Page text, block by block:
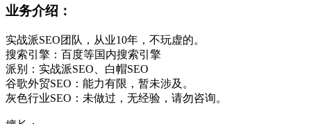
业务介绍：
实战派SEO团队，从业10年，不玩虚的。
搜索引擎：百度等国内搜索引擎
派别：实战派SEO、白帽SEO
谷歌外贸SEO：能力有限，暂未涉及。
灰色行业SEO：未做过，无经验，请勿咨询。